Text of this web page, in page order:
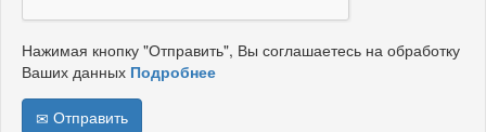
Нажимая кнопку "Отправить", Вы соглашаетесь на обработку
Ваших данных Подробнее
Отправить